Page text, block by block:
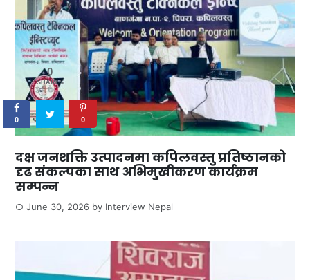
दक्ष जनशक्ति उत्पादनमा कपिलवस्तु प्रतिष्ठानको
दृढ संकल्पका साथ अभिमुखीकरण कार्यक्रम
सम्पन्न
June 30, 2026 by Interview Nepal
0
SHARES
0 0